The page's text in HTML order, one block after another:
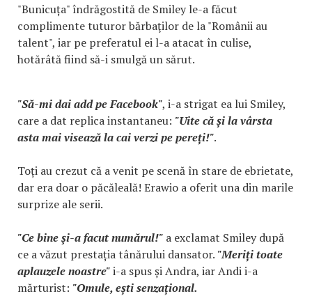
"Bunicuța" îndrăgostită de Smiley le-a făcut
complimente tuturor bărbaţilor de la "Românii au
talent", iar pe preferatul ei l-a atacat în culise,
hotărâtă fiind să-i smulgă un sărut.
"Să-mi dai add pe Facebook", i-a strigat ea lui Smiley,
care a dat replica instantaneu: "Uite că și la vârsta
asta mai visează la cai verzi pe pereți!".
Toți au crezut că a venit pe scenă în stare de ebrietate,
dar era doar o păcăleală! Erawio a oferit una din marile
surprize ale serii.
"Ce bine şi-a facut numărul!" a exclamat Smiley după
ce a văzut prestația tânărului dansator. "Meriți toate
aplauzele noastre"i-a spus și Andra, iar Andi i-a
mărturist: "Omule, ești senzațional.